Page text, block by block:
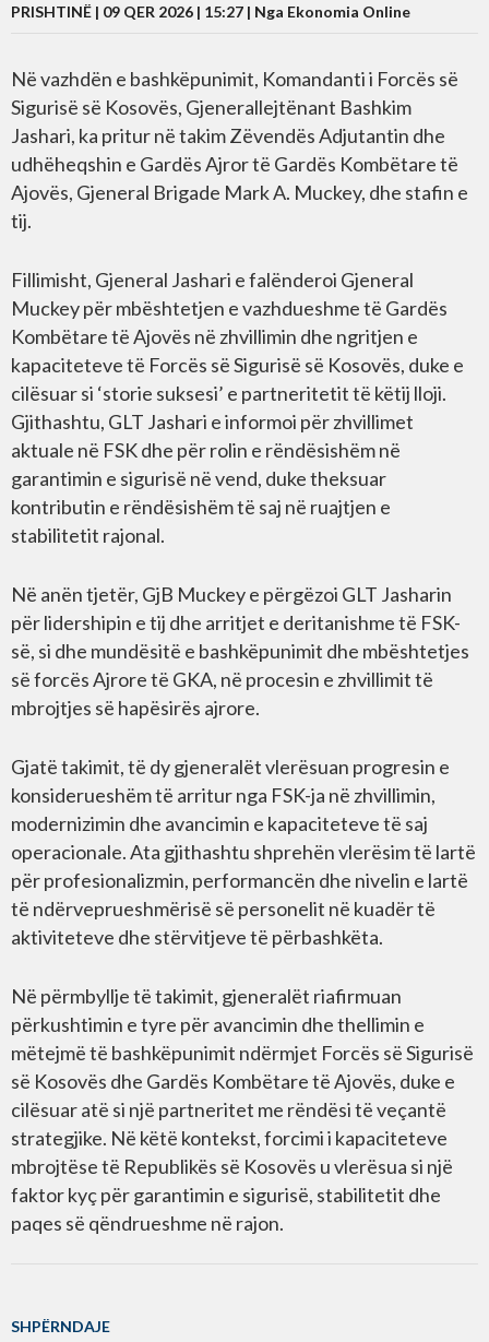
PRISHTINË | 09 QER 2026 | 15:27 | Nga Ekonomia Online
Në vazhdën e bashkëpunimit, Komandanti i Forcës së
Sigurisë së Kosovës, Gjenerallejtënant Bashkim
Jashari, ka pritur në takim Zëvendës Adjutantin dhe
udhëheqshin e Gardës Ajror të Gardës Kombëtare të
Ajovës, Gjeneral Brigade Mark A. Muckey, dhe stafin e
tij.
Fillimisht, Gjeneral Jashari e falënderoi Gjeneral
Muckey për mbështetjen e vazhdueshme të Gardës
Kombëtare të Ajovës në zhvillimin dhe ngritjen e
kapaciteteve të Forcës së Sigurisë së Kosovës, duke e
cilësuar si ‘storie suksesi’ e partneritetit të këtij lloji.
Gjithashtu, GLT Jashari e informoi për zhvillimet
aktuale në FSK dhe për rolin e rëndësishëm në
garantimin e sigurisë në vend, duke theksuar
kontributin e rëndësishëm të saj në ruajtjen e
stabilitetit rajonal.
Në anën tjetër, GjB Muckey e përgëzoi GLT Jasharin
për lidershipin e tij dhe arritjet e deritanishme të FSK-
së, si dhe mundësitë e bashkëpunimit dhe mbështetjes
së forcës Ajrore të GKA, në procesin e zhvillimit të
mbrojtjes së hapësirës ajrore.
Gjatë takimit, të dy gjeneralët vlerësuan progresin e
konsiderueshëm të arritur nga FSK-ja në zhvillimin,
modernizimin dhe avancimin e kapaciteteve të saj
operacionale. Ata gjithashtu shprehën vlerësim të lartë
për profesionalizmin, performancën dhe nivelin e lartë
të ndërveprueshmërisë së personelit në kuadër të
aktiviteteve dhe stërvitjeve të përbashkëta.
Në përmbyllje të takimit, gjeneralët riafirmuan
përkushtimin e tyre për avancimin dhe thellimin e
mëtejmë të bashkëpunimit ndërmjet Forcës së Sigurisë
së Kosovës dhe Gardës Kombëtare të Ajovës, duke e
cilësuar atë si një partneritet me rëndësi të veçantë
strategjike. Në këtë kontekst, forcimi i kapaciteteve
mbrojtëse të Republikës së Kosovës u vlerësua si një
faktor kyç për garantimin e sigurisë, stabilitetit dhe
paqes së qëndrueshme në rajon.
SHPËRNDAJE